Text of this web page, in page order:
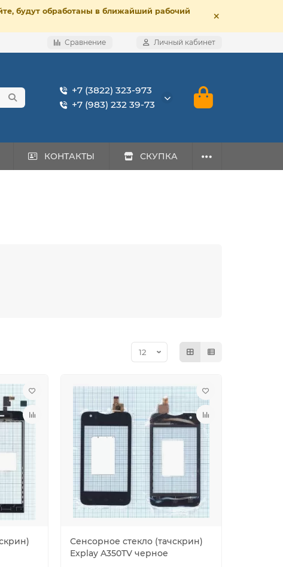
будут обработаны в ближайший рабочий
Сравнение Личный кабинет
+7 (3822) 323-973
+7 (983) 232 39-73
КОНТАКТЫ СКУПКА
Сенсорное стекло (тачскрин)
Explay A350TV черное